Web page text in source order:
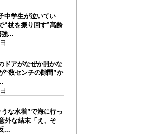
中学生が泣いてい
“杖を振り回す”高齢
強...
ドアがなぜか開かな
“数センチの隙間”か
な水着”で海に行っ
外な結末「え、そ
...